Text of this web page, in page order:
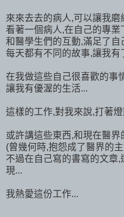
來來去去的病人,可以讓我
看著一個病人,在自己的專業
和醫學生們的互動,滿足了自
每天都有不同的故事,讓我有
在我做這些自己很喜歡的事
讓我有優渥的生活...
這樣的工作,對我來說,打著
或許講這些東西,和現在醫界
(曾幾何時,抱怨成了醫界的
不過在自己寫的書寫的文章
現...
我熱愛這份工作...